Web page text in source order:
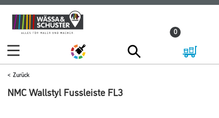
Zum
Inhalt
Zum
Navigationsmenü
0
Zurück
NMC Wallstyl Fussleiste FL3